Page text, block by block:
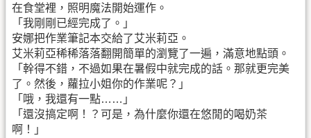
在食堂裡，照明魔法開始運作。
「我剛剛已經完成了。」
安娜把作業筆記本交給了艾米莉亞。
艾米莉亞稀稀落落翻開簡單的瀏覽了一遍，滿意地點頭。
「幹得不錯，不過如果在暑假中就完成的話。那就更完美
了。然後，蘿拉小姐你的作業呢？」
「哦，我還有一點……」
「還沒搞定啊！？可是，為什麼你還在悠閒的喝奶茶
啊！」